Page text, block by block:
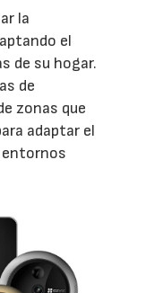
la
el
de su hogar.
de
zonas que
adaptar el